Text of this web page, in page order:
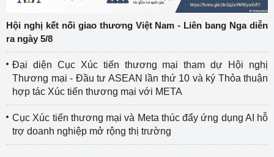
Hội nghị kết nối giao thương Việt Nam - Liên bang Nga diễn
ra ngày 5/8
Đại diện Cục Xúc tiến thương mại tham dự Hội nghị
Thương mại - Đầu tư ASEAN lần thứ 10 và ký Thỏa thuận
hợp tác Xúc tiến thương mại với META
Cục Xúc tiến thương mại và Meta thúc đẩy ứng dụng AI hỗ
trợ doanh nghiệp mở rộng thị trường